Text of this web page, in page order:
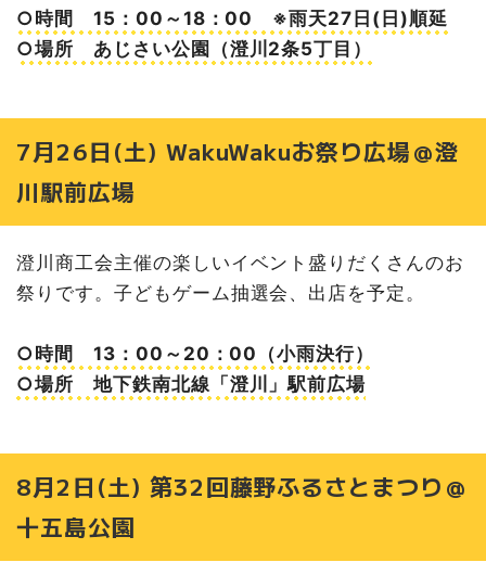
○時間 15：00～18：00 ※雨天27日(日)順延
○場所 あじさい公園（澄川2条5丁目）
7月26日(土) WakuWakuお祭り広場＠澄
川駅前広場
澄川商工会主催の楽しいイベント盛りだくさんのお
祭りです。子どもゲーム抽選会、出店を予定。
○時間 13：00～20：00（小雨決行）
○場所 地下鉄南北線「澄川」駅前広場
8月2日(土) 第32回藤野ふるさとまつり＠
十五島公園